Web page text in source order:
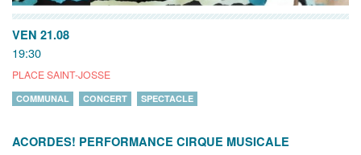
VEN 21.08
19:30
PLACE SAINT-JOSSE
COMMUNAL CONCERT SPECTACLE
ACORDES! PERFORMANCE CIRQUE MUSICALE